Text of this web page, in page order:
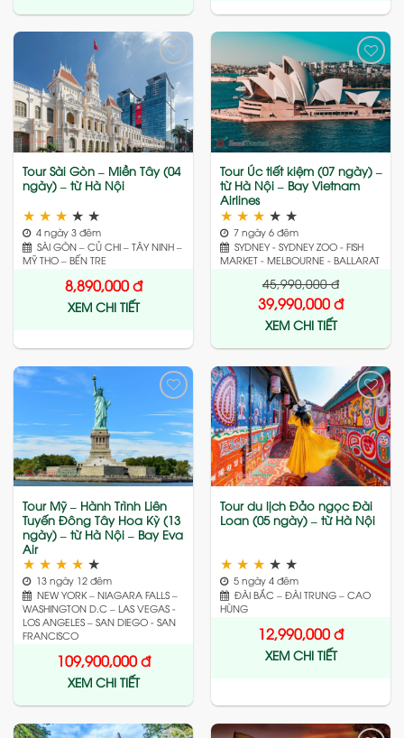
Add
to
wishlist
Tour Sài Gòn – Miền Tây (04
ngày) – từ Hà Nội
★ ★ ★ ★ ★
4 ngày 3 đêm
SÀI GÒN – CỦ CHI – TÂY NINH –
MỸ THO – BẾN TRE
8,890,000đ
XEM CHI TIẾT
Add
to
wishlist
Tour Úc tiết kiệm (07 ngày) –
từ Hà Nội – Bay Vietnam
Airlines
★ ★ ★ ★ ★
7 ngày 6 đêm
SYDNEY - SYDNEY ZOO - FISH
MARKET - MELBOURNE - BALLARAT
45,990,000đ
39,990,000đ
XEM CHI TIẾT
Add
to
wishlist
Tour Mỹ – Hành Trình Liên
Tuyến Đông Tây Hoa Kỳ (13
ngày) – từ Hà Nội – Bay Eva
Air
★ ★ ★ ★ ★
13 ngày 12 đêm
NEW YORK – NIAGARA FALLS –
WASHINGTON D.C – LAS VEGAS -
LOS ANGELES – SAN DIEGO - SAN
FRANCISCO
109,900,000đ
XEM CHI TIẾT
Add
to
wishlist
Tour du lịch Đảo ngọc Đài
Loan (05 ngày) – từ Hà Nội
★ ★ ★ ★ ★
5 ngày 4 đêm
ĐÀI BẮC – ĐÀI TRUNG – CAO
HÙNG
12,990,000đ
XEM CHI TIẾT